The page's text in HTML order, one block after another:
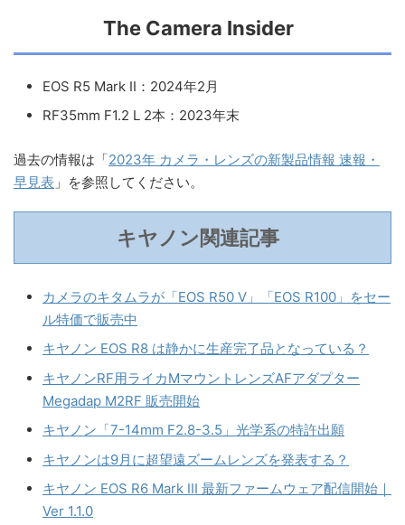
The Camera Insider
EOS R5 Mark II：2024年2月
RF35mm F1.2 L 2本：2023年末
過去の情報は「2023年 カメラ・レンズの新製品情報 速報・
早見表 」を参照してください。
キヤノン関連記事
カメラのキタムラが「EOS R50 V」「EOS R100」をセー
ル特価で販売中
キヤノン EOS R8 は静かに生産完了品となっている？
キヤノンRF用ライカMマウントレンズAFアダプター
Megadap M2RF 販売開始
キヤノン「7-14mm F2.8-3.5」光学系の特許出願
キヤノンは9月に超望遠ズームレンズを発表する？
キヤノン EOS R6 Mark III 最新ファームウェア配信開始｜
Ver 1.1.0